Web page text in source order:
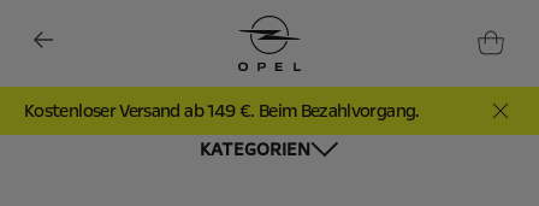
Kostenloser Versand ab 149 €. Beim Bezahlvorgang.
KATEGORIEN